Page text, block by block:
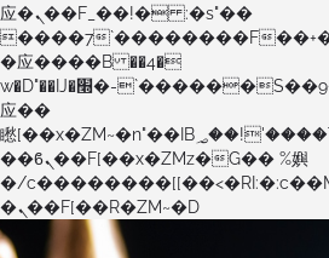
应�ܢ��F_��!� :�s"��
����7`��������F
�应����B ��4�
w�D"��IJ�׭�-`������S��9�Dr�ji��EJ߅��gJ�
应��
矁[��x�ZM~�n"��IB؃��!'����Тѕ��+��(m��IK�ʭ�/|
��ϐܢ��F[��x�ZMz�G�� %嬩
�/
�ܢ��F[��R�ZM~�D